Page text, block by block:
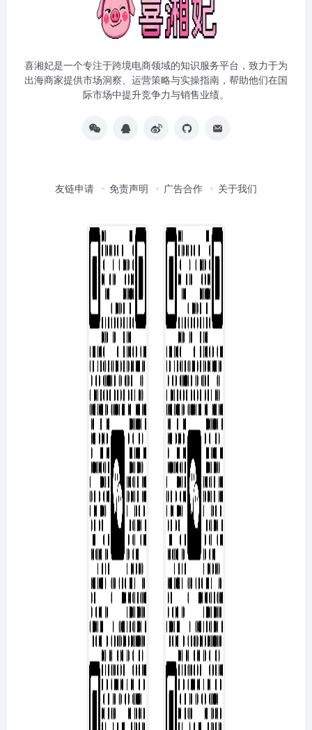
喜湘妃是一个专注于跨境电商领域的知识服务平台，致力于为
出海商家提供市场洞察、运营策略与实操指南，帮助他们在国
际市场中提升竞争力与销售业绩。
友链申请 免责声明 广告合作 关于我们